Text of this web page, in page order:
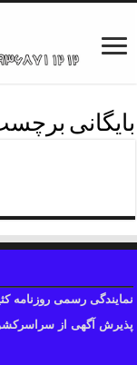
بایگانی
نمایندگی رسمی روزنامه
پذیرش آگهی از